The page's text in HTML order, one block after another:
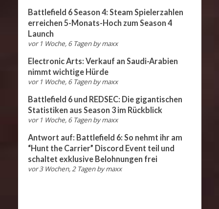
Battlefield 6 Season 4: Steam Spielerzahlen
erreichen 5-Monats-Hoch zum Season 4
Launch
vor 1 Woche, 6 Tagen bymaxx
Electronic Arts: Verkauf an Saudi-Arabien
nimmt wichtige Hürde
vor 1 Woche, 6 Tagen bymaxx
Battlefield 6 und REDSEC: Die gigantischen
Statistiken aus Season 3 im Rückblick
vor 1 Woche, 6 Tagen bymaxx
Antwort auf: Battlefield 6: So nehmt ihr am
“Hunt the Carrier” Discord Event teil und
schaltet exklusive Belohnungen frei
vor 3 Wochen, 2 Tagen bymaxx